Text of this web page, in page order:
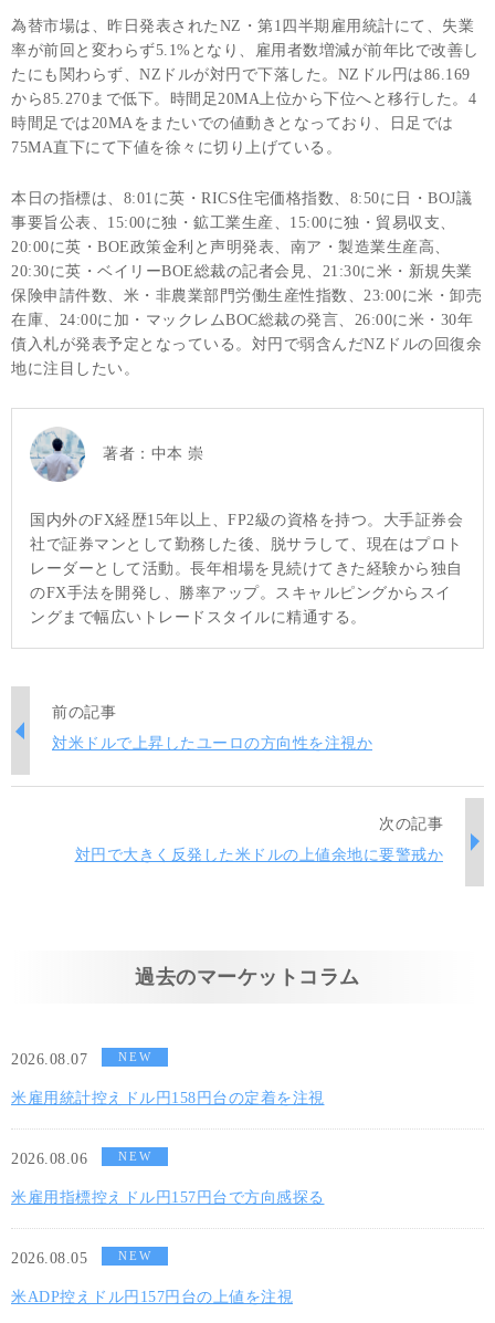
為替市場は、昨日発表されたNZ・第1四半期雇用統計にて、失業
率が前回と変わらず5.1%となり、雇用者数増減が前年比で改善し
たにも関わらず、NZドルが対円で下落した。NZドル円は86.169
から85.270まで低下。時間足20MA上位から下位へと移行した。4
時間足では20MAをまたいでの値動きとなっており、日足では
75MA直下にて下値を徐々に切り上げている。
本日の指標は、8:01に英・RICS住宅価格指数、8:50に日・BOJ議
事要旨公表、15:00に独・鉱工業生産、15:00に独・貿易収支、
20:00に英・BOE政策金利と声明発表、南ア・製造業生産高、
20:30に英・ベイリーBOE総裁の記者会見、21:30に米・新規失業
保険申請件数、米・非農業部門労働生産性指数、23:00に米・卸売
在庫、24:00に加・マックレムBOC総裁の発言、26:00に米・30年
債入札が発表予定となっている。対円で弱含んだNZドルの回復余
地に注目したい。
著者： 中本 崇
国内外のFX経歴15年以上、FP2級の資格を持つ。大手証券会
社で証券マンとして勤務した後、脱サラして、現在はプロト
レーダーとして活動。長年相場を見続けてきた経験から独自
のFX手法を開発し、勝率アップ。スキャルピングからスイ
ングまで幅広いトレードスタイルに精通する。
前の記事
対米ドルで上昇したユーロの方向性を注視か
次の記事
対円で大きく反発した米ドルの上値余地に要警戒か
過去のマーケットコラム
2026.08.07 NEW
米雇用統計控えドル円158円台の定着を注視
2026.08.06 NEW
米雇用指標控えドル円157円台で方向感探る
2026.08.05 NEW
米ADP控えドル円157円台の上値を注視